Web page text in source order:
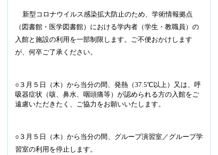
新型コロナウイルス感染拡大防止のため、学術情報拠点
（図書館・医学図書館）における学内者（学生・教職員）の
入館と施設の利用を一部制限します。ご不便おかけします
が、何卒ご了承ください。
○３月５日（木）から 当分の間 、発熱（37.5℃以上）又は、呼
吸器症状（咳、鼻水、咽頭痛等）が認められる方の入館をご
遠慮いただきたく、ご協力をお願いいたします。
○３月５日（木）から当分の間、グループ演習室／グループ学
習室の利用を停止します。